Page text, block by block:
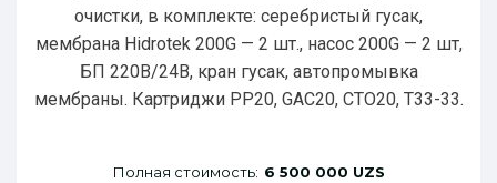
очистки, в комплекте: серебристый гусак,
мембрана Hidrotek 200G — 2 шт., насос 200G — 2 шт,
БП 220В/24В, кран гусак, автопромывка
мембраны. Картриджи РР20, GAC20, CTO20, T33-33.
Полная стоимость: 6 500 000 UZS